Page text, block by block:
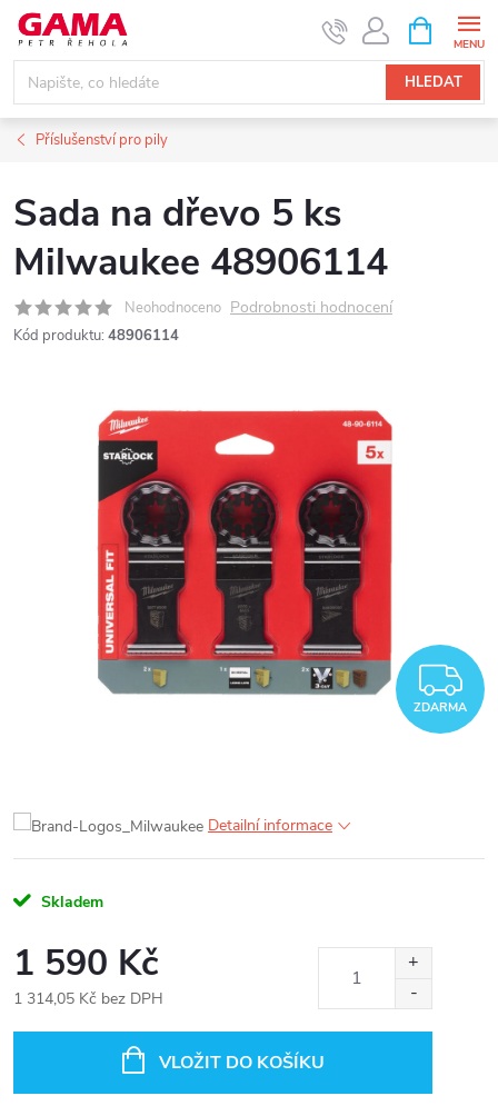
Přejít
obsah
HLEDAT
NÁKUPNÍ
KOŠÍK
Příslušenství pro pily
Sada na dřevo 5 ks
Milwaukee 48906114
Neohodnoceno Podrobnosti hodnocení
Kód produktu: 48906114
ZDARMA
Detailní informace
Skladem
1 590 Kč
1 314,05 Kč bez DPH
VLOŽIT DO KOŠÍKU